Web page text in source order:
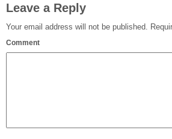
Leave a Reply
Your email address will not be published.
Comment